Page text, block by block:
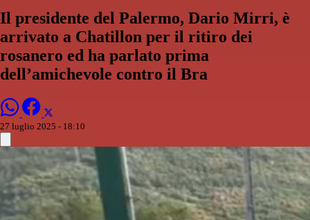
Il presidente del Palermo, Dario Mirri, è
arrivato a Chatillon per il ritiro dei
rosanero ed ha parlato prima
dell’amichevole contro il Bra
27 luglio 2025 - 18:10